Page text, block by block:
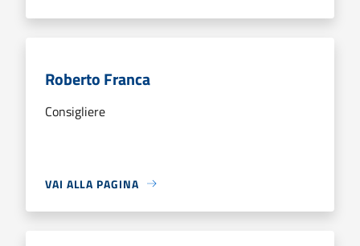
Roberto Franca
Consigliere
VAI ALLA PAGINA